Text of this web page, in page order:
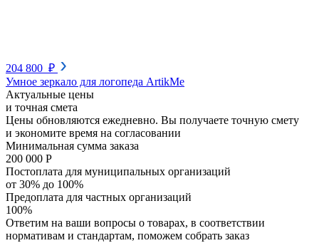
204 800 ₽
Умное зеркало для логопеда ArtikMe
Актуальные цены
и точная смета
Цены обновляются ежедневно. Вы получаете точную смету
и экономите время на согласовании
Минимальная сумма заказа
200 000 Р
Постоплата для муниципальных организаций
от 30% до 100%
Предоплата для частных организаций
100%
Ответим на ваши вопросы о товарах, в соответствии
нормативам и стандартам, поможем собрать заказ